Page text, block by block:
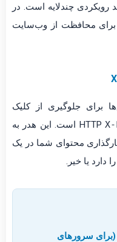
چندلایه است. در
محافظت از وب‌سایت
جلوگیری از کلیک
است. این هدر به
محتوای شما در یک
یا خیر.
سرورهای